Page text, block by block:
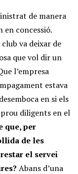
de manera
en concessió.
va deixar de
que vol dir un
l’empresa
estava
en si els
diligents en el
que, per
de les
el servei
Abans d’una